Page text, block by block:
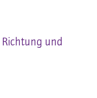
und